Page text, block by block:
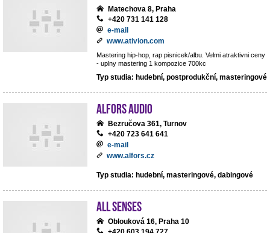
Matechova 8, Praha
+420 731 141 128
e-mail
www.ativion.com
Mastering hip-hop, rap pisnicek/albu. Velmi atraktivni ceny
- uplny mastering 1 kompozice 700kc
Typ studia: hudební, postprodukční, masteringové
ALFORS audio
Bezručova 361, Turnov
+420 723 641 641
e-mail
www.alfors.cz
Typ studia: hudební, masteringové, dabingové
All Senses
Oblouková 16, Praha 10